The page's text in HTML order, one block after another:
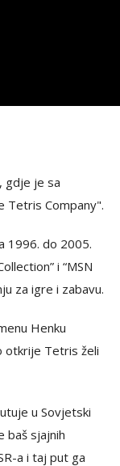
gdje je sa
Tetris Company".
1996. do 2005.
i “MSN
za igre i zabavu.
Henku
otkrije Tetris želi
u Sovjetski
baš sjajnih
a i taj put ga